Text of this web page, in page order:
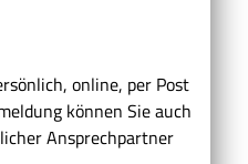
online, per Post
können Sie auch
Ansprechpartner